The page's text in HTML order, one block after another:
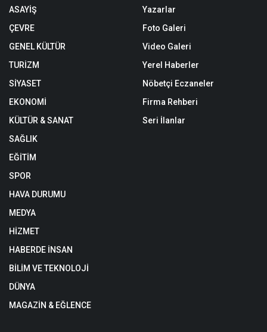
ASAYİŞ
ÇEVRE
GENEL KÜLTÜR
TURİZM
SİYASET
EKONOMİ
KÜLTÜR & SANAT
SAĞLIK
EĞİTİM
SPOR
HAVA DURUMU
MEDYA
HİZMET
HABERDE İNSAN
BİLİM VE TEKNOLOJİ
DÜNYA
MAGAZİN & EĞLENCE
Yazarlar
Foto Galeri
Video Galeri
Yerel Haberler
Nöbetçi Eczaneler
Firma Rehberi
Seri İlanlar